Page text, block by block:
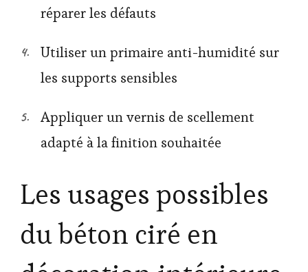
réparer les défauts
Utiliser un primaire anti-humidité sur
les supports sensibles
Appliquer un vernis de scellement
adapté à la finition souhaitée
Les usages possibles
du béton ciré en